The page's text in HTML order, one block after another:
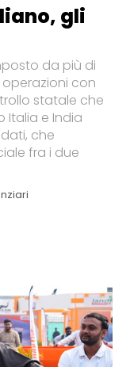
gli
da più di
operazioni con
statale che
Italia e India
che
fra i due